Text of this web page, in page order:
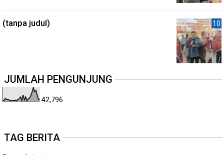
(tanpa judul)
JUMLAH PENGUNJUNG
42,796
TAG BERITA